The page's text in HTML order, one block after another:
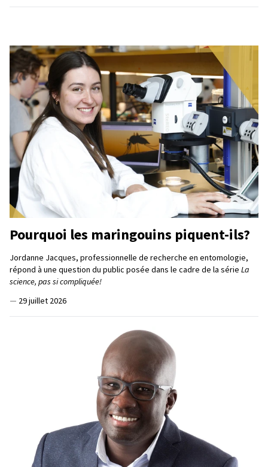
Pourquoi les maringouins piquent-ils?
Jordanne Jacques, professionnelle de recherche en entomologie,
répond à une question du public posée dans le cadre de la série La
science, pas si compliquée!
— 29 juillet 2026